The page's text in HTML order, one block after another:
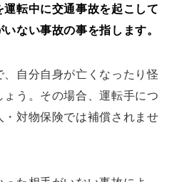
転中に交通事故を起こして
ない事故の事を指します。
自分自身が亡くなったり怪
う。その場合、運転手につ
対物保険では補償されませ